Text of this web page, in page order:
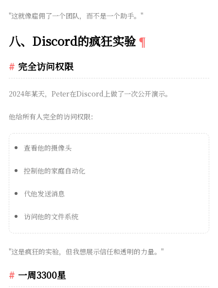
"这就像雇佣了一个团队，而不是一个助手。"
八、Discord的疯狂实验
完全访问权限
2024年某天，Peter在Discord上做了一次公开演示。
他给所有人完全的访问权限：
查看他的摄像头
控制他的家庭自动化
代他发送消息
访问他的文件系统
"这是疯狂的实验，但我想展示信任和透明的力量。"
一周3300星